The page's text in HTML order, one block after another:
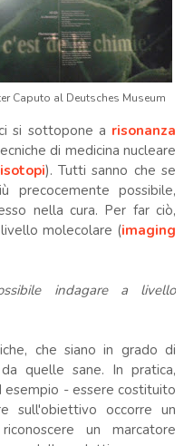
Caputo al Deutsches Museum
si sottopone a risonanza
di medicina nucleare
). Tutti sanno che se
precocemente possibile,
nella cura. Per far ciò,
molecolare (imaging
indagare a livello
che siano in grado di
quelle sane. In pratica,
- essere costituito
sull'obiettivo occorre un
un marcatore